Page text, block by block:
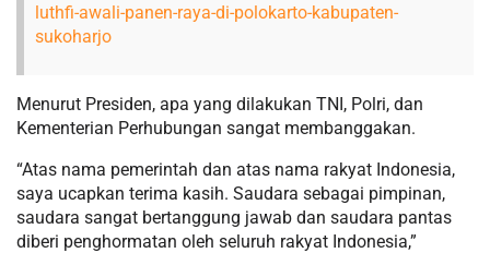
luthfi-awali-panen-raya-di-polokarto-kabupaten-
sukoharjo
Menurut Presiden, apa yang dilakukan TNI, Polri, dan
Kementerian Perhubungan sangat membanggakan.
“Atas nama pemerintah dan atas nama rakyat Indonesia,
saya ucapkan terima kasih. Saudara sebagai pimpinan,
saudara sangat bertanggung jawab dan saudara pantas
diberi penghormatan oleh seluruh rakyat Indonesia,”